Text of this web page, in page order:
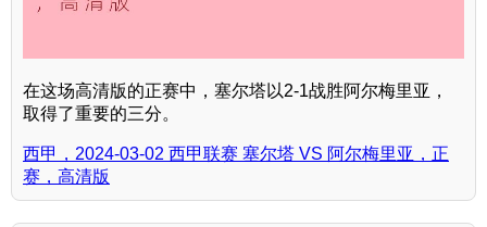
在这场高清版的正赛中，塞尔塔以2-1战胜阿尔梅里亚，
取得了重要的三分。
西甲，2024-03-02 西甲联赛 塞尔塔 VS 阿尔梅里亚，正
赛，高清版